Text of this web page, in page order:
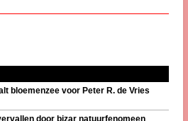
bloemenzee voor Peter R. de Vries
door bizar natuurfenomeen